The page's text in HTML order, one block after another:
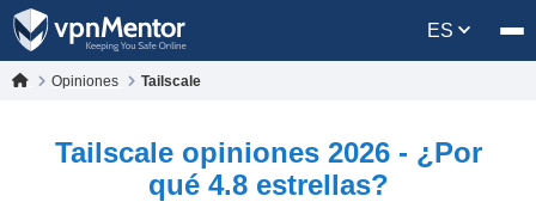
ES
Opiniones Tailscale
Tailscale opiniones 2026 - ¿Por
qué 4.8 estrellas?